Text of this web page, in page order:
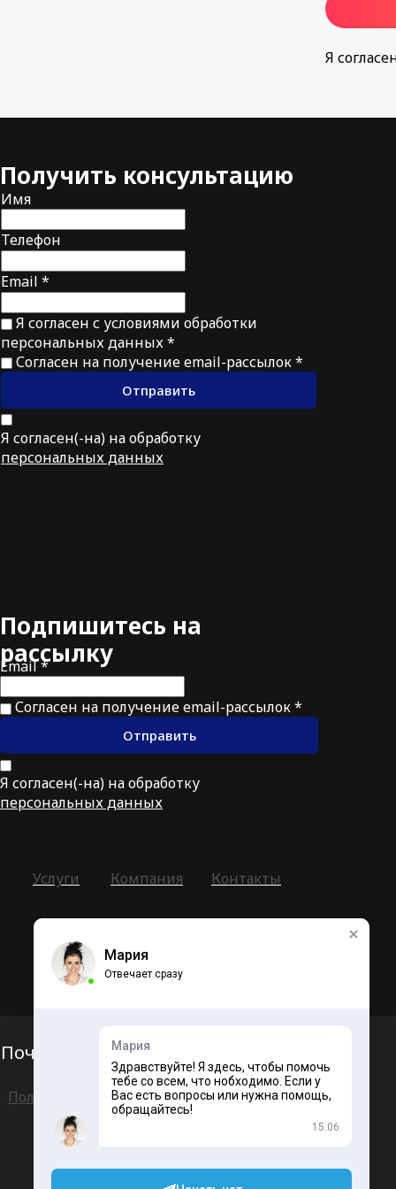
Я
Email *
Согласен на получение email-рассылок *
Отправить
Я согласен(-на) на обработку
персональных данных
Подпишитесь на
рассылку
Имя
Телефон
Email *
Я согласен с условиями обработки
персональных данных *
Согласен на получение email-рассылок *
Отправить
Я согласен(-на) на обработку
персональных данных
Почта
2024 © Интернет-агентство «Vizhu
Image». Все права защищены.
Контакты
Компания
Услуги
Получить консультацию
Политика обработки персональных данных
Пользовательское соглашение
Карта сайта
Мария
Отвечает сразу
Мария
Здравствуйте! Я здесь, чтобы помочь
тебе со всем, что нобходимо. Если у
Вас есть вопросы или нужна помощь,
обращайтесь!
15:06